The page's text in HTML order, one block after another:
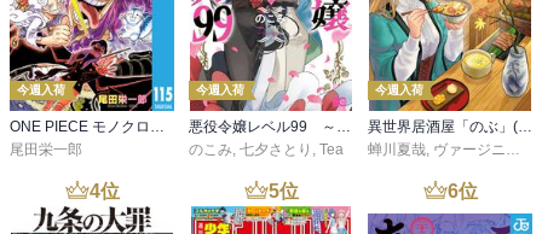
今週入荷
ONE PIECE モノクロ版 115
尾田栄一郎
今週入荷
悪役令嬢レベル99 ～私は裏ボスですが魔王ではありません～ その６
のこみ, 七夕さとり , Tea
今週入荷
異世界居酒屋「のぶ」(22)
蝉川夏哉, ヴァージニア二等兵
4位 5位 6位